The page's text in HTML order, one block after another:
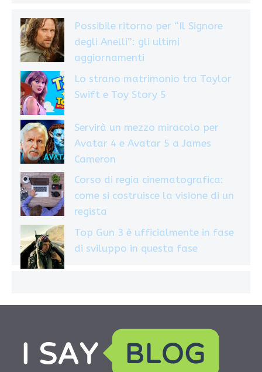
Possibile ritorno per “Il Signore
degli Anelli”: gli ultimi
aggiornamenti
Lo strano matrimonio tra Taylor
Swift e Toy Story 5
Servirà un mezzo miracolo per
Avatar 4 e Avatar 5 a James
Cameron
Corso di regia cinematografica:
come si costruisce la visione di un
regista
Top Gun 3 è ufficialmente in fase
di sviluppo in questa fase